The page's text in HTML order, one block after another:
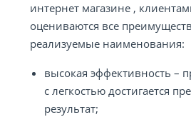
интернет магазине ,
оцениваются все
реализуемые наименования:
высокая эффективность –
с легкостью достигается
результат;